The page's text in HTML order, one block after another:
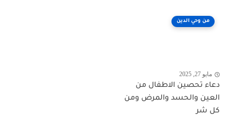
من وحي الدين
مايو 27, 2025
دعاء تحصين الاطفال من
العين والحسد والمرض ومن
كل شر